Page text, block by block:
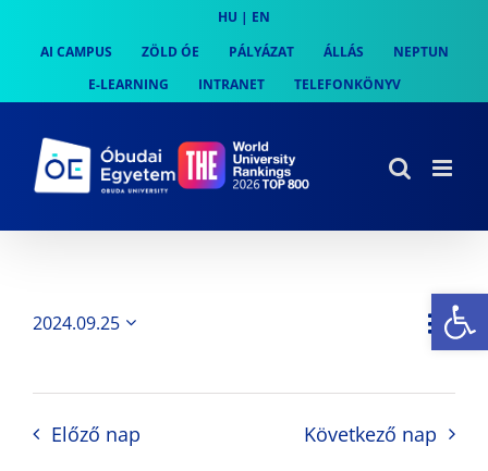
content
HU | EN
AI CAMPUS
ZÖLD ÓE PÁLYÁZAT ÁLLÁS
NEPTUN
E-LEARNING
INTRANET TELEFONKÖNYV
Nap
2024.09.25
Előző nap Következő nap